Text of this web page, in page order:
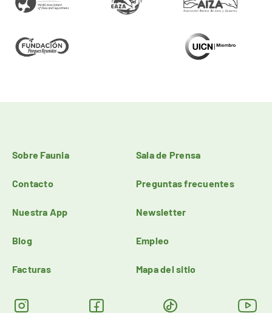
Sobre Faunia Sala de Prensa
Contacto Preguntas frecuentes
Nuestra App Newsletter
Blog Empleo
Facturas Mapa del sitio